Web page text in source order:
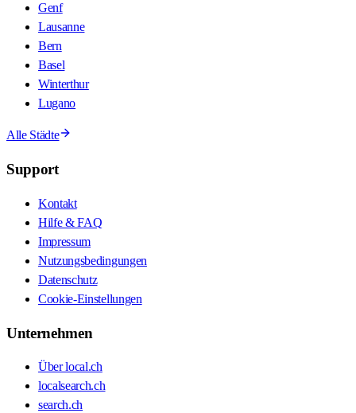
Genf
Lausanne
Bern
Basel
Winterthur
Lugano
Alle Städte
Support
Kontakt
Hilfe & FAQ
Impressum
Nutzungsbedingungen
Datenschutz
Cookie-Einstellungen
Unternehmen
Über local.ch
localsearch.ch
search.ch